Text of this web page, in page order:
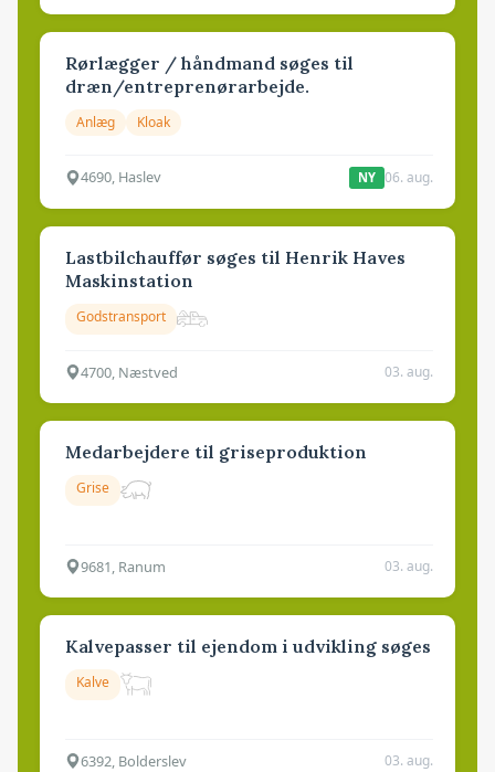
Rørlægger / håndmand søges til
dræn/entreprenørarbejde.
Anlæg Kloak
4690, Haslev NY 06. aug.
Lastbilchauffør søges til Henrik Haves
Maskinstation
Godstransport
4700, Næstved 03. aug.
Medarbejdere til griseproduktion
Grise
9681, Ranum 03. aug.
Kalvepasser til ejendom i udvikling søges
Kalve
6392, Bolderslev 03. aug.